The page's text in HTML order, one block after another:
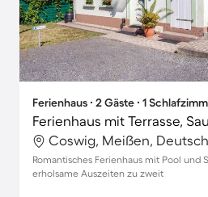
Ferienhaus ∙ 2 Gäste ∙ 1
Ferienhaus mit Terrasse,
Coswig, Meißen,
Romantisches Ferienhaus mit Pool und
erholsame Auszeiten zu zweit